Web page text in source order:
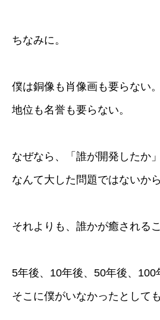
ちなみに。
僕は銅像も肖像画も要らない。
地位も名誉も要らない。
なぜなら、「誰が開発したか」
なんて大した問題ではないから
それよりも、誰かが癒される
5年後、10年後、50年後、100
そこに僕がいなかったとしても